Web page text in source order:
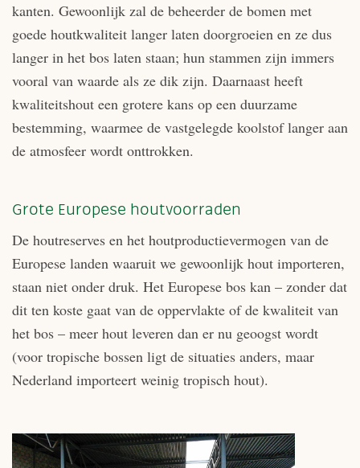
kanten. Gewoonlijk zal de beheerder de bomen met
goede houtkwaliteit langer laten doorgroeien en ze dus
langer in het bos laten staan; hun stammen zijn immers
vooral van waarde als ze dik zijn. Daarnaast heeft
kwaliteitshout een grotere kans op een duurzame
bestemming, waarmee de vastgelegde koolstof langer aan
de atmosfeer wordt onttrokken.
Grote Europese houtvoorraden
De houtreserves en het houtproductievermogen van de
Europese landen waaruit we gewoonlijk hout importeren,
staan niet onder druk. Het Europese bos kan – zonder dat
dit ten koste gaat van de oppervlakte of de kwaliteit van
het bos – meer hout leveren dan er nu geoogst wordt
(voor tropische bossen ligt de situaties anders, maar
Nederland importeert weinig tropisch hout).